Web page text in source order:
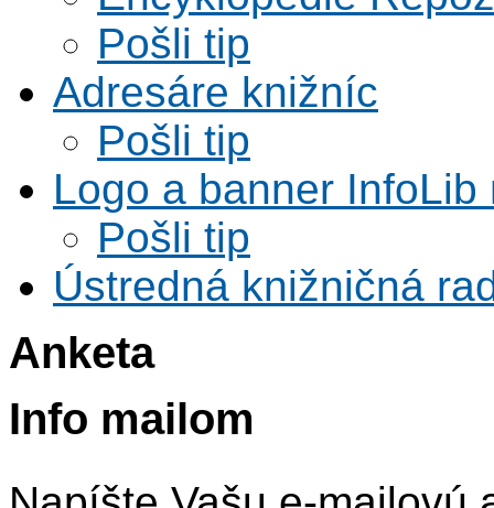
Pošli tip
Adresáre knižníc
Pošli tip
Logo a banner InfoLib
Pošli tip
Ústredná knižničná
Anketa
Info mailom